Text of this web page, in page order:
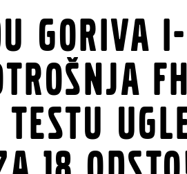
goriva